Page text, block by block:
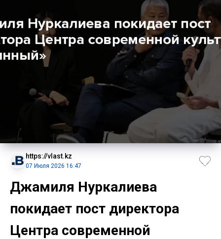
https://vlast.kz
07 Июля 2026 16:47
Джамиля Нуркалиева
покидает пост директора
Центра современной